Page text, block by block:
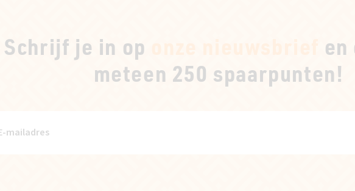
Schrijf je in op
meteen 250 spaarpunten!